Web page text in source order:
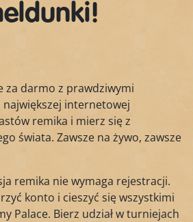
za darmo z prawdziwymi
największej internetowej
remika i mierz się z
świata. Zawsze na żywo, zawsze
remika nie wymaga rejestracji.
konto i cieszyć się wszystkimi
Palace. Bierz udział w turniejach